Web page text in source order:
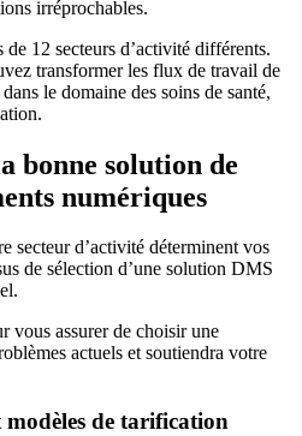
irréprochables.
12 secteurs d’activité différents.
transformer les flux de travail de
le domaine des soins de santé,
bonne solution de
numériques
secteur d’activité déterminent vos
de sélection d’une solution DMS
vous assurer de choisir une
actuels et soutiendra votre
modèles de tarification